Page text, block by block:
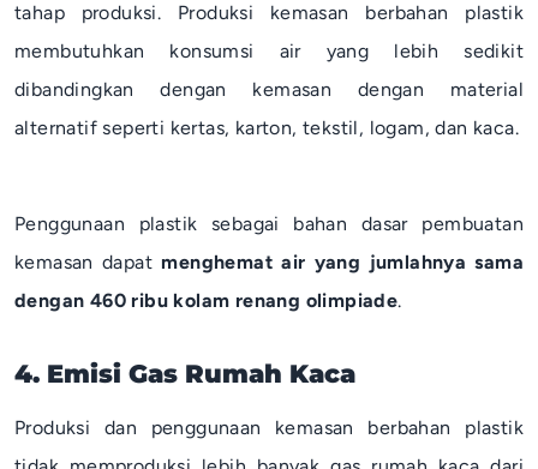
tahap produksi. Produksi kemasan berbahan plastik
membutuhkan konsumsi air yang lebih sedikit
dibandingkan dengan kemasan dengan material
alternatif seperti kertas, karton, tekstil, logam, dan kaca.
Penggunaan plastik sebagai bahan dasar pembuatan
kemasan dapat menghemat air yang jumlahnya sama
dengan 460 ribu kolam renang olimpiade.
4. Emisi Gas Rumah Kaca
Produksi dan penggunaan kemasan berbahan plastik